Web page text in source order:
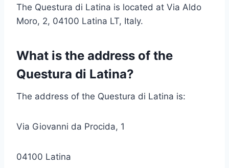
The Questura di Latina is located at Via Aldo
Moro, 2, 04100 Latina LT, Italy.
What is the address of the
Questura di Latina?
The address of the Questura di Latina is:
Via Giovanni da Procida, 1
04100 Latina